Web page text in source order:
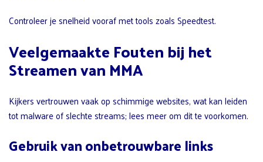
Controleer je snelheid vooraf met tools zoals Speedtest.
Veelgemaakte Fouten bij het
Streamen van MMA
Kijkers vertrouwen vaak op schimmige websites, wat kan leiden
tot malware of slechte streams; lees meer om dit te voorkomen.
Gebruik van onbetrouwbare links